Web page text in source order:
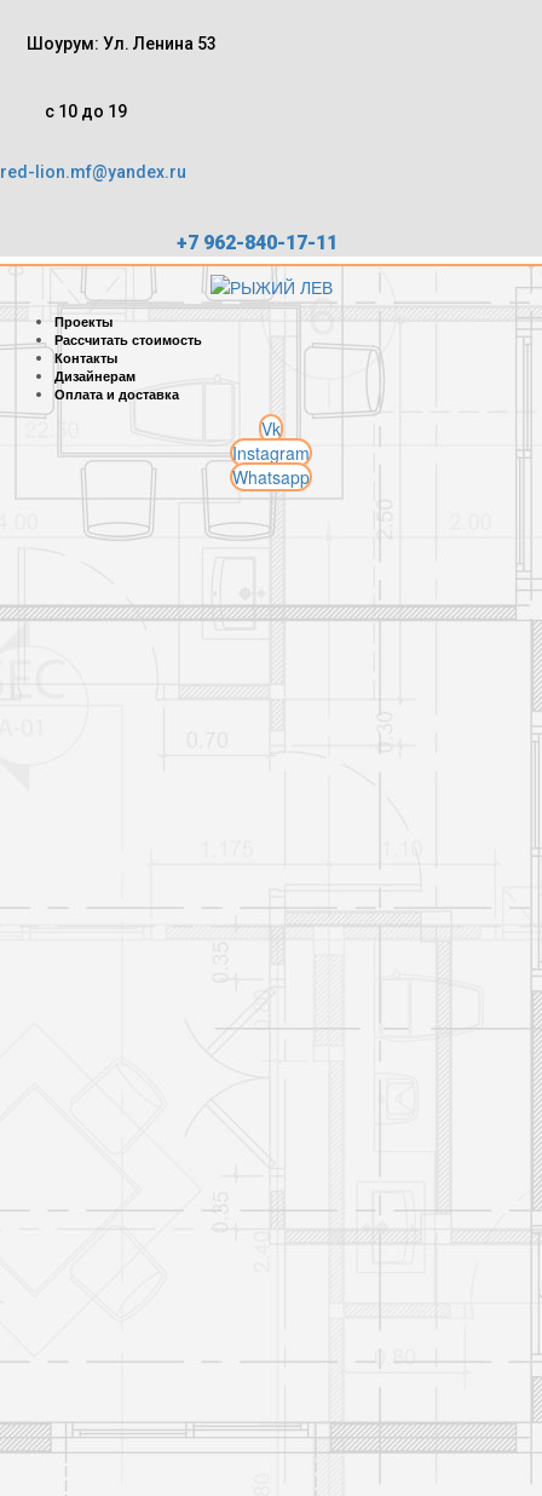
Шоурум: Ул. Ленина 53
с 10 до 19
red-lion.mf@yandex.ru
+7 962-840-17-11
Проекты
Рассчитать стоимость
Контакты
Дизайнерам
Оплата и доставка
Vk
Instagram
Whatsapp